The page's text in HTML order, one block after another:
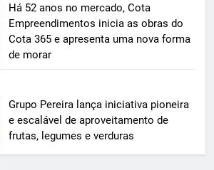
Há 52 anos no mercado, Cota
Empreendimentos inicia as obras do
Cota 365 e apresenta uma nova forma
de morar
Grupo Pereira lança iniciativa pioneira
e escalável de aproveitamento de
frutas, legumes e verduras
BIM transforma a construção civil
e mostra na prática como reduzir
custos, evitar desperdícios e
ECONOMIA & NEGÓCIOS
A 6ª edição do Prêmio ACI OCESC
de Jornalismo está com as
inscrições abertas
UTILIDADE PÚBLICA